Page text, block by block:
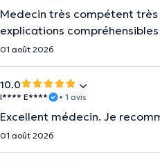
Medecin très compétent
explications
01 août 2026
10.0
I**** E**** • 1 avis
Excellent médecin. Je
01 août 2026